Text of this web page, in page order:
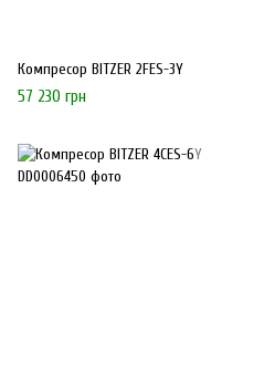
Компресор BITZER 2FES-3Y
57 230 грн